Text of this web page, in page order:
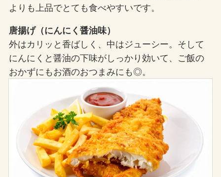
よりも上品でとても食べやすいです。
唐揚げ（にんにく醤油味）
外はカリッと香ばしく、中はジューシー。そして
にんにくと醤油の下味がしっかり効いて、ご飯の
おかずにもお酒のおつまみにも◎。